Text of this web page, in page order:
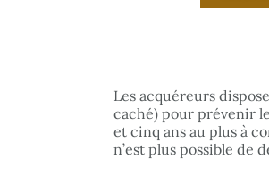
Les acquéreurs
caché) pour prévenir
et cinq ans au plus à
n’est plus possible de